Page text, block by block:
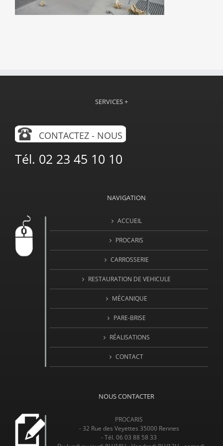
SERVICES +
CONTACTEZ - NOUS
Tél. 02 23 45 10 10
NAVIGATION
ACCUEIL
PROCARIS
CARROSSERIE
RESTAURATION DE VEHICULE
MÉCANIQUE
PARE-BRISE
RÉALISATIONS
CONTACT
NOUS CONTACTER
PROCARIS
- 32 Rue des Veyettes 35000 Rennes
- Tél. 06 03 88 58 33